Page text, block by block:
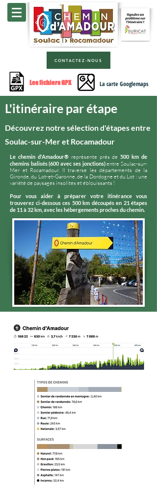
CONTACTEZ-NOUS
Les fichiers GPX La carte Googlemaps
L'itinéraire par étape
Découvrez notre sélection d'étapes entre
Soulac-sur-Mer et Rocamadour
Le chemin d'Amadour® représente près de500 km de
chemins balisés (600 avec ses jonctions)entre Soulac-sur-
Mer et Rocamadour. Il traverse les départements de la
Gironde, du Lot-et-Garonne, de la Dordogne et du Lot : une
variété de paysages insolites et éblouissants !
Pour vous aider à préparer votre itinérance vous
trouverez ci-dessous ces 500 km découpés en 21 étapes
de 11 à 32 km, avec les hébergements proches du chemin.